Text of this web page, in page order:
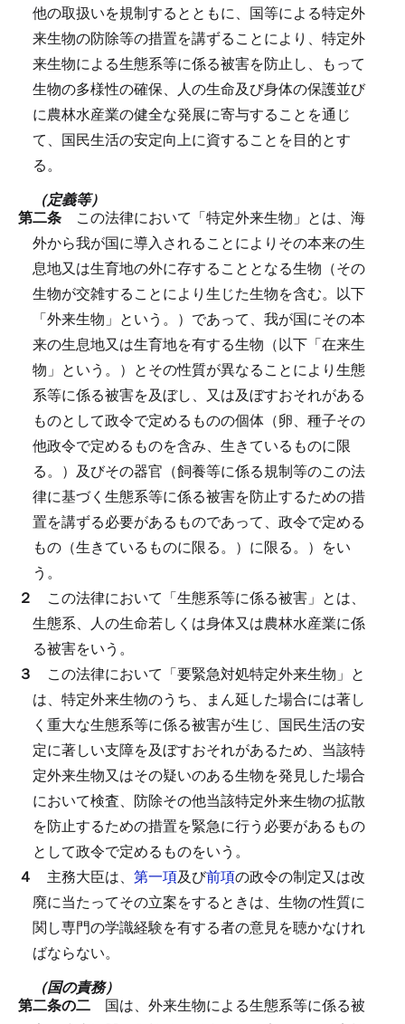
他の取扱いを規制するとともに、国等による特定外
来生物の防除等の措置を講ずることにより、特定外
来生物による生態系等に係る被害を防止し、もって
生物の多様性の確保、人の生命及び身体の保護並び
に農林水産業の健全な発展に寄与することを通じ
て、国民生活の安定向上に資することを目的とす
る。
（定義等）
第二条 この法律において「特定外来生物」とは、海
外から我が国に導入されることによりその本来の生
息地又は生育地の外に存することとなる生物（その
生物が交雑することにより生じた生物を含む。以下
「外来生物」という。）であって、我が国にその本
来の生息地又は生育地を有する生物（以下「在来生
物」という。）とその性質が異なることにより生態
系等に係る被害を及ぼし、又は及ぼすおそれがある
ものとして政令で定めるものの個体（卵、種子その
他政令で定めるものを含み、生きているものに限
る。）及びその器官（飼養等に係る規制等のこの法
律に基づく生態系等に係る被害を防止するための措
置を講ずる必要があるものであって、政令で定める
もの（生きているものに限る。）に限る。）をい
う。
２ この法律において「生態系等に係る被害」とは、
生態系、人の生命若しくは身体又は農林水産業に係
る被害をいう。
３ この法律において「要緊急対処特定外来生物」と
は、特定外来生物のうち、まん延した場合には著し
く重大な生態系等に係る被害が生じ、国民生活の安
定に著しい支障を及ぼすおそれがあるため、当該特
定外来生物又はその疑いのある生物を発見した場合
において検査、防除その他当該特定外来生物の拡散
を防止するための措置を緊急に行う必要があるもの
として政令で定めるものをいう。
４ 主務大臣は、 第一項及び前項の政令の制定又は改
廃に当たってその立案をするときは、生物の性質に
関し専門の学識経験を有する者の意見を聴かなけれ
ばならない。
（国の責務）
第二条の二 国は、外来生物による生態系等に係る被